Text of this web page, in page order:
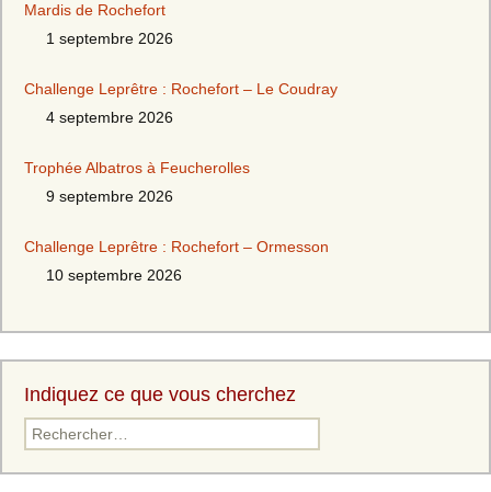
Mardis de Rochefort
1 septembre 2026
Challenge Leprêtre : Rochefort – Le Coudray
4 septembre 2026
Trophée Albatros à Feucherolles
9 septembre 2026
Challenge Leprêtre : Rochefort – Ormesson
10 septembre 2026
Indiquez ce que vous cherchez